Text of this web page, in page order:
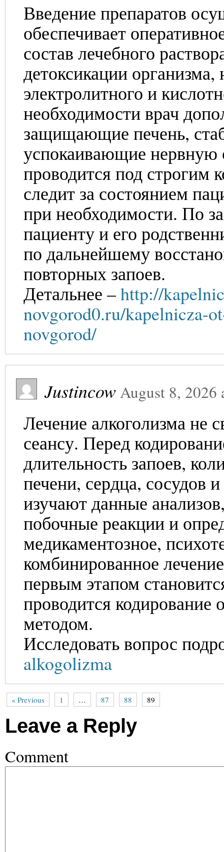
Введение препаратов
обеспечивает
состав лечебного
детоксикации
электролитного и
необходимости врач
защищающие печень,
успокаивающие нервную
проводится под строгим
следит за состоянием
при необходимости. По
пациенту и его
по дальнейшему
повторных запоев.
Детальнее –http://
novgorod0.ru/kapelnicza-
novgorod/
JustincowAugust 8, 2026
Лечение алкоголизма не
сеансу. Перед
длительность запоев,
печени, сердца, сосудов
изучают данные
побочные реакции и
медикаментозное,
комбинированное
первым этапом
проводится
методом.
Исследовать вопрос
alkogolizma
« Previous 1 … 87 88 89
Leave a Reply
Comment